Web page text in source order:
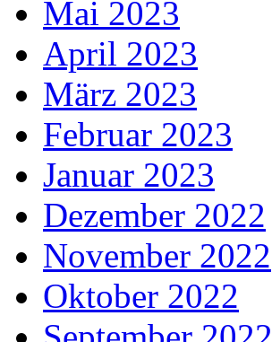
Mai 2023
April 2023
März 2023
Februar 2023
Januar 2023
Dezember 2022
November 2022
Oktober 2022